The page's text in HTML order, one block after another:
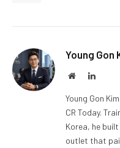
Young Gon
Website
Young Gon
CR Today.
Korea, he
outlet that